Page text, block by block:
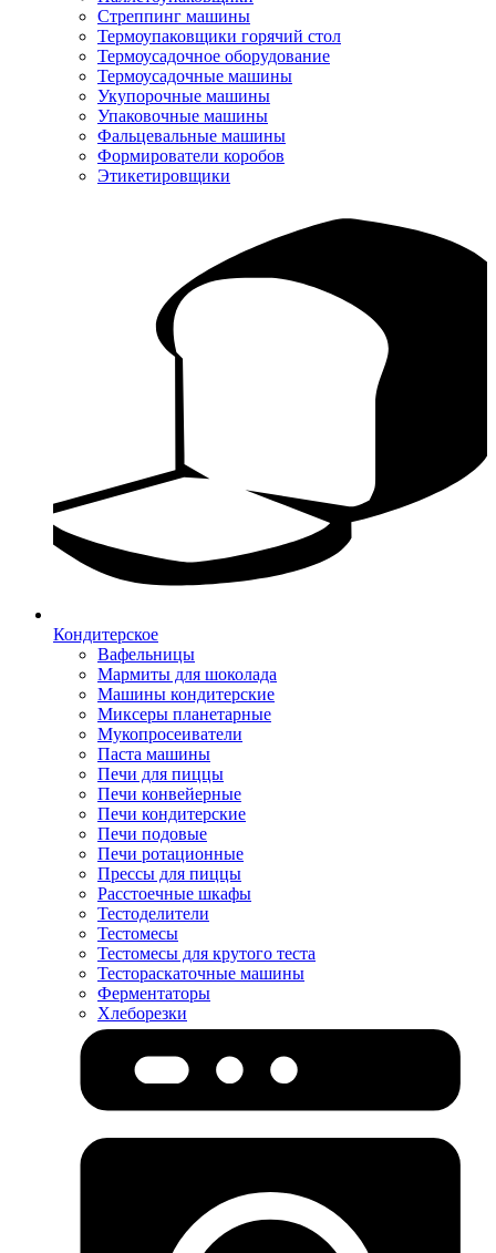
Стреппинг машины
Термоупаковщики горячий стол
Термоусадочное оборудование
Термоусадочные машины
Укупорочные машины
Упаковочные машины
Фальцевальные машины
Формирователи коробов
Этикетировщики
Кондитерское
Вафельницы
Мармиты для шоколада
Машины кондитерские
Миксеры планетарные
Мукопросеиватели
Паста машины
Печи для пиццы
Печи конвейерные
Печи кондитерские
Печи подовые
Печи ротационные
Прессы для пиццы
Расстоечные шкафы
Тестоделители
Тестомесы
Тестомесы для крутого теста
Тестораскаточные машины
Ферментаторы
Хлеборезки